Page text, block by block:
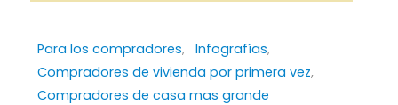
Para los compradores, Infografías,
Compradores de vivienda por primera vez,
Compradores de casa mas grande